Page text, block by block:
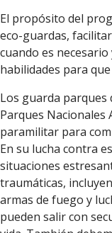
El propósito del
eco-guardas,
cuando es
habilidades para
Los guarda
Parques
paramilitar para
En su lucha contra
situaciones
traumáticas,
armas de fuego y
pueden salir con